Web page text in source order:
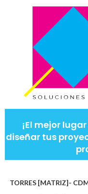
¡El mejor
diseñar tus
TORRES [MATRIZ]-